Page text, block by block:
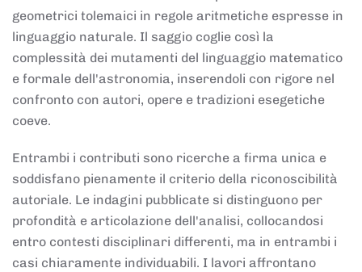
geometrici tolemaici in regole aritmetiche espresse in
linguaggio naturale. Il saggio coglie così la
complessità dei mutamenti del linguaggio matematico
e formale dell'astronomia, inserendoli con rigore nel
confronto con autori, opere e tradizioni esegetiche
coeve.
Entrambi i contributi sono ricerche a firma unica e
soddisfano pienamente il criterio della riconoscibilità
autoriale. Le indagini pubblicate si distinguono per
profondità e articolazione dell'analisi, collocandosi
entro contesti disciplinari differenti, ma in entrambi i
casi chiaramente individuabili. I lavori affrontano